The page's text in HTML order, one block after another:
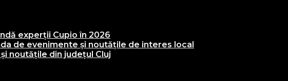
experții Cupio în 2026
de evenimente și noutățile de interes local
noutățile din județul Cluj